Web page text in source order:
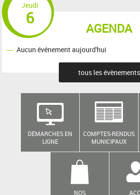
AGENDA
Jeudi
6
Aucun événement aujourd'hui
tous les évènements
DÉMARCHES EN
LIGNE
COMPTES-RENDUS
MUNICIPAUX
NOS